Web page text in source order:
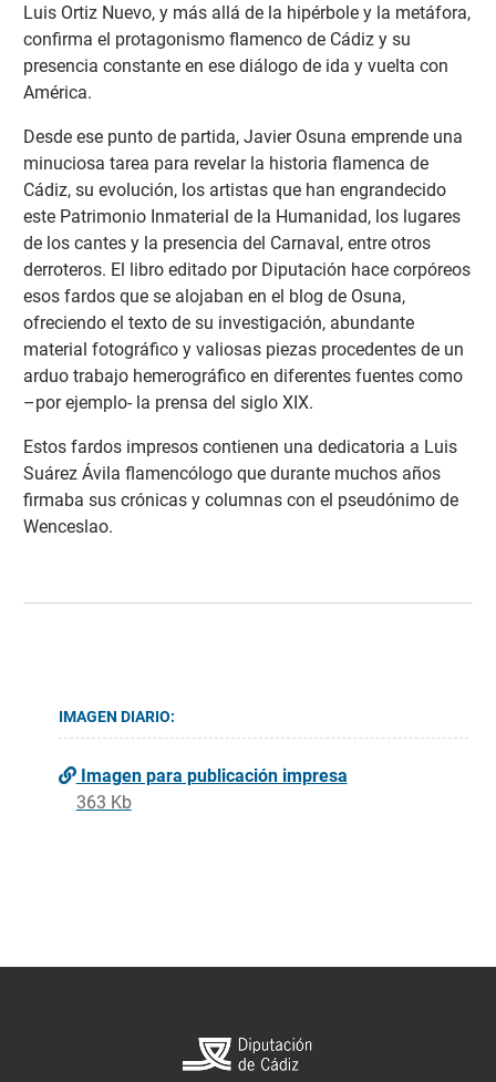
Luis Ortiz Nuevo, y más allá de la hipérbole y la metáfora,
confirma el protagonismo flamenco de Cádiz y su
presencia constante en ese diálogo de ida y vuelta con
América.
Desde ese punto de partida, Javier Osuna emprende una
minuciosa tarea para revelar la historia flamenca de
Cádiz, su evolución, los artistas que han engrandecido
este Patrimonio Inmaterial de la Humanidad, los lugares
de los cantes y la presencia del Carnaval, entre otros
derroteros. El libro editado por Diputación hace corpóreos
esos fardos que se alojaban en el blog de Osuna,
ofreciendo el texto de su investigación, abundante
material fotográfico y valiosas piezas procedentes de un
arduo trabajo hemerográfico en diferentes fuentes como
–por ejemplo- la prensa del siglo XIX.
Estos fardos impresos contienen una dedicatoria a Luis
Suárez Ávila flamencólogo que durante muchos años
firmaba sus crónicas y columnas con el pseudónimo de
Wenceslao.
IMAGEN DIARIO:
Imagen para publicación impresa
363 Kb